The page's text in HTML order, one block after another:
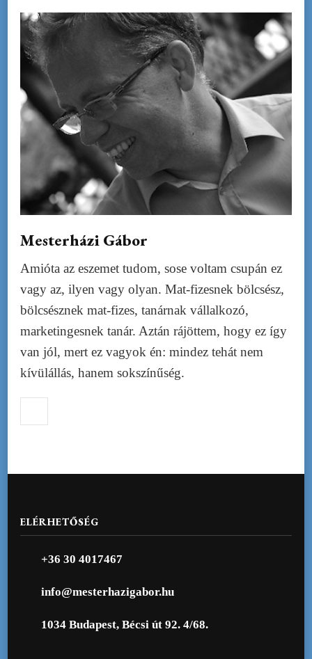
Mesterházi Gábor
Amióta az eszemet tudom, sose voltam csupán ez
vagy az, ilyen vagy olyan. Mat-fizesnek bölcsész,
bölcsésznek mat-fizes, tanárnak vállalkozó,
marketingesnek tanár. Aztán rájöttem, hogy ez így
van jól, mert ez vagyok én: mindez tehát nem
kívülállás, hanem sokszínűség.
ELÉRHETŐSÉG
+36 30 4017467
info@mesterhazigabor.hu
1034 Budapest, Bécsi út 92. 4/68.